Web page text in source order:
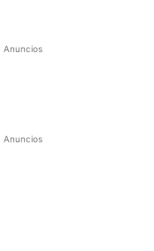
Anuncios
Anuncios